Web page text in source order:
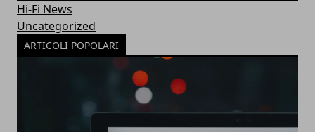
Hi-Fi News
Uncategorized
ARTICOLI POPOLARI